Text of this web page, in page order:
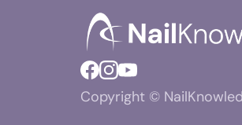
Copyright ©